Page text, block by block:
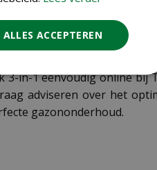
gezond en sterk gazon
Deze 8,4 kg verpakking is
in-1 eenvoudig online bij
adviseren over het
gazononderhoud.
ALLES ACCEPTEREN